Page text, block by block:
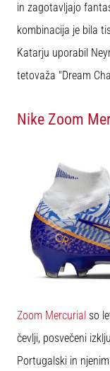
in zagotavljajo
kombinacija je bila
Katarju uporabil
tetovaža "Dream
Nike Zoom
Zoom Mercurial so
čevlji, posvečeni
Portugalski in